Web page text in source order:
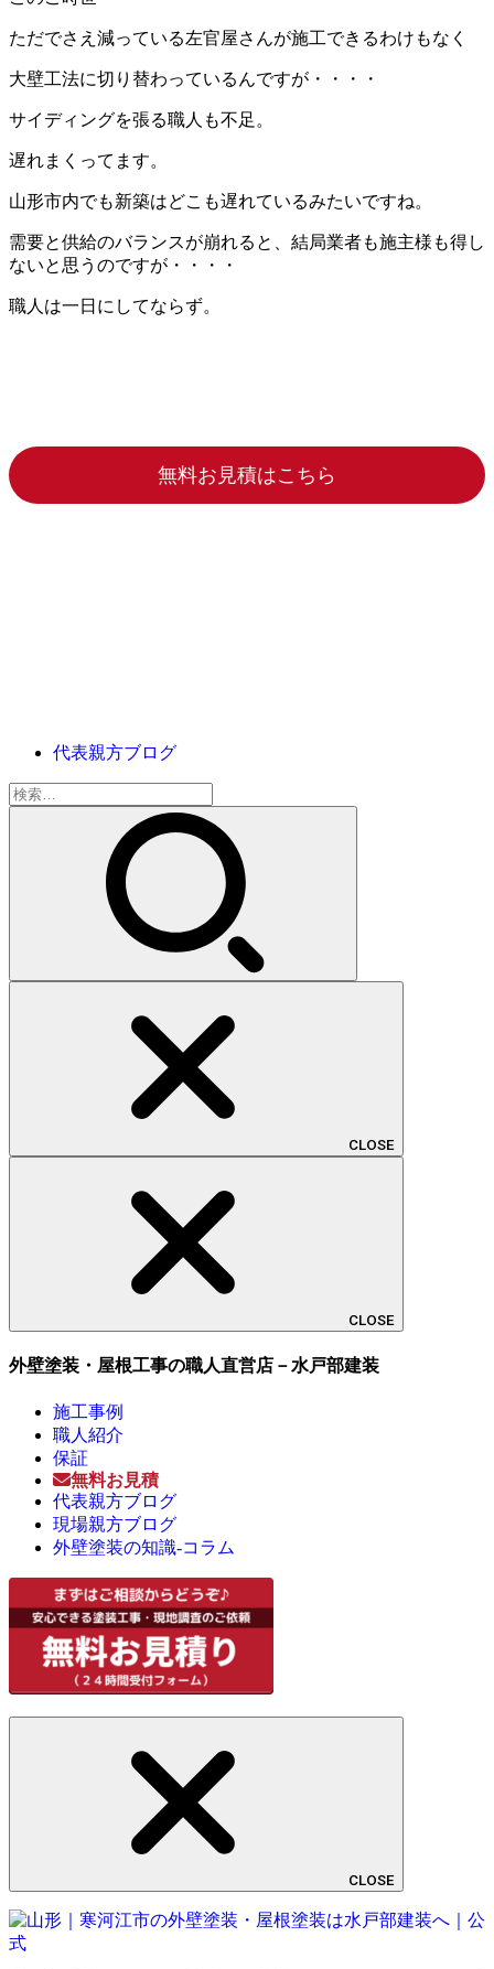
ただでさえ減っている左官屋さんが施工できるわけもなく
大壁工法に切り替わっているんですが・・・・
サイディングを張る職人も不足。
遅れまくってます。
山形市内でも新築はどこも遅れているみたいですね。
需要と供給のバランスが崩れると、結局業者も施主様も得し
ないと思うのですが・・・・
職人は一日にしてならず。
無料お見積はこちら
代表親方ブログ
検
索:
CLOSE
CLOSE
外壁塗装・屋根工事の職人直営店－水戸部建装
施工事例
職人紹介
保証
無料お見積
代表親方ブログ
現場親方ブログ
外壁塗装の知識-コラム
CLOSE